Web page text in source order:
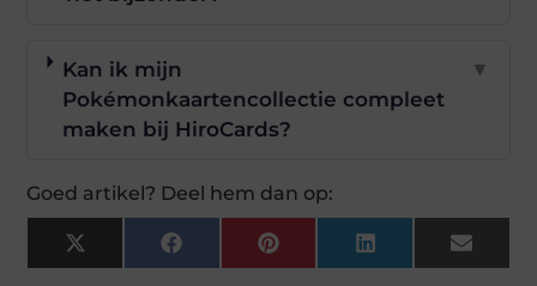
Kan ik mijn
Pokémonkaartencollectie compleet
maken bij HiroCards?
▼
Goed artikel? Deel hem dan op:
X
(Twitter)
FacebookPinterestLinkedInEmail